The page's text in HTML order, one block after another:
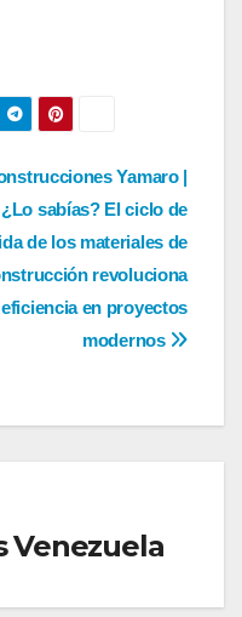
Yamaro |
¿Lo sabías? El ciclo de
de los materiales de
revoluciona
eficiencia en proyectos
modernos
Venezuela